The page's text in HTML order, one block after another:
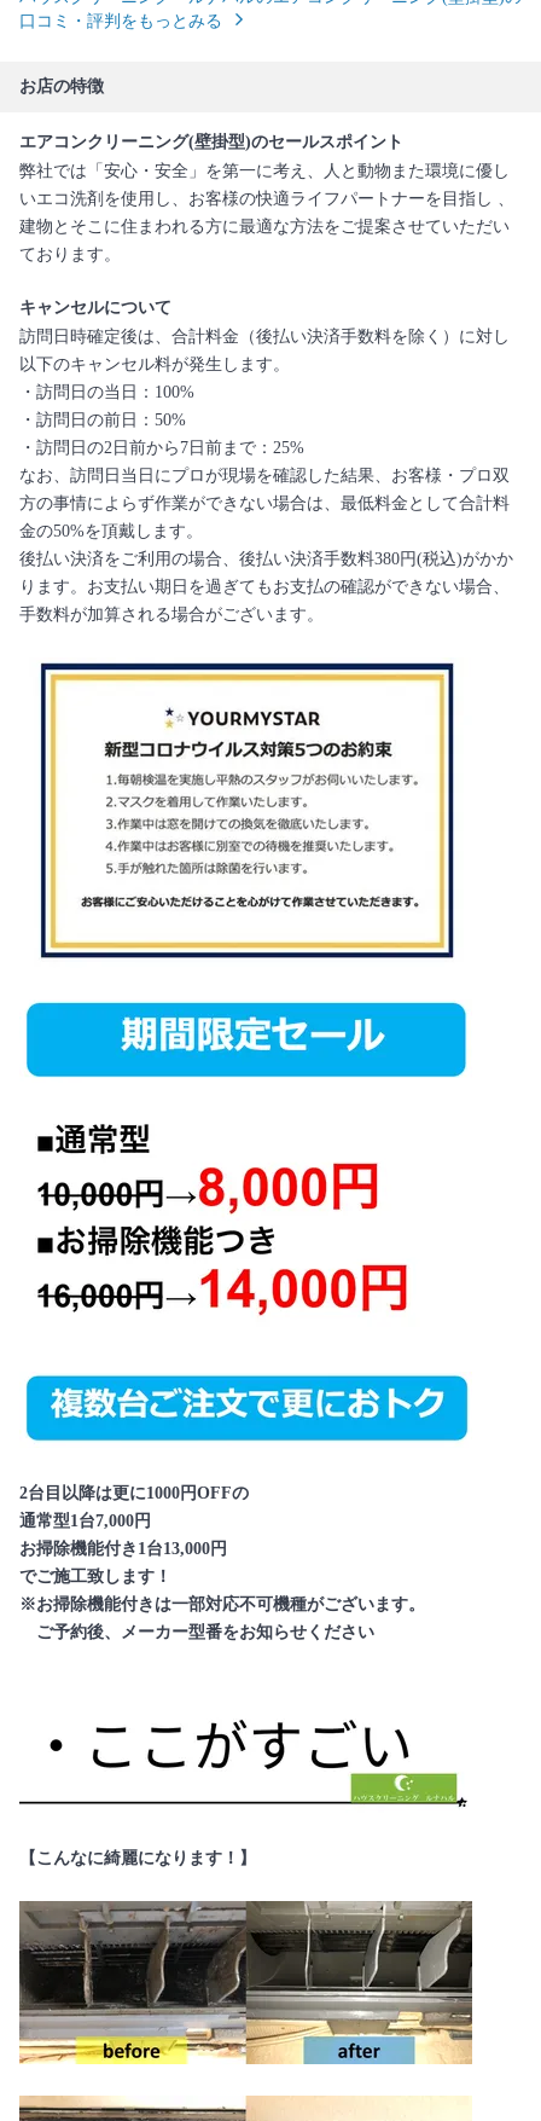
口コミ・評判をもっとみる
お店の特徴
エアコンクリーニング(壁掛型)のセールスポイント
弊社では「安心・安全」を第一に考え、人と動物また環境に優し
いエコ洗剤を使用し、お客様の快適ライフパートナーを目指し 、
建物とそこに住まわれる方に最適な方法をご提案させていただい
ております。
キャンセルについて
訪問日時確定後は、合計料金（後払い決済手数料を除く）に対し
以下のキャンセル料が発生します。
・訪問日の当日：100%
・訪問日の前日：50%
・訪問日の2日前から7日前まで：25%
なお、訪問日当日にプロが現場を確認した結果、お客様・プロ双
方の事情によらず作業ができない場合は、最低料金として合計料
金の50%を頂戴します。
後払い決済をご利用の場合、後払い決済手数料380円(税込)がかか
ります。お支払い期日を過ぎてもお支払の確認ができない場合、
手数料が加算される場合がございます。
2台目以降は更に1000円OFFの
通常型1台7,000円
お掃除機能付き1台13,000円
でご施工致します！
※お掃除機能付きは一部対応不可機種がございます。
ご予約後、メーカー型番をお知らせください
【こんなに綺麗になります！】